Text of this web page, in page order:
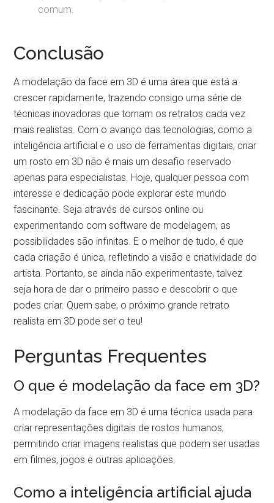
comum.
Conclusão
A modelação da face em 3D é uma área que está a
crescer rapidamente, trazendo consigo uma série de
técnicas inovadoras que tornam os retratos cada vez
mais realistas. Com o avanço das tecnologias, como a
inteligência artificial e o uso de ferramentas digitais, criar
um rosto em 3D não é mais um desafio reservado
apenas para especialistas. Hoje, qualquer pessoa com
interesse e dedicação pode explorar este mundo
fascinante. Seja através de cursos online ou
experimentando com software de modelagem, as
possibilidades são infinitas. E o melhor de tudo, é que
cada criação é única, refletindo a visão e criatividade do
artista. Portanto, se ainda não experimentaste, talvez
seja hora de dar o primeiro passo e descobrir o que
podes criar. Quem sabe, o próximo grande retrato
realista em 3D pode ser o teu!
Perguntas Frequentes
O que é modelação da face em 3D?
A modelação da face em 3D é uma técnica usada para
criar representações digitais de rostos humanos,
permitindo criar imagens realistas que podem ser usadas
em filmes, jogos e outras aplicações.
Como a inteligência artificial ajuda